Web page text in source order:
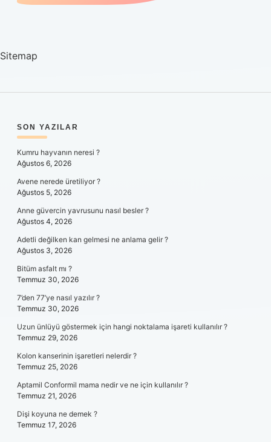
Sitemap
SIDEBAR
SON YAZILAR
Kumru hayvanın neresi ?
Ağustos 6, 2026
Avene nerede üretiliyor ?
Ağustos 5, 2026
Anne güvercin yavrusunu nasıl besler ?
Ağustos 4, 2026
Adetli değilken kan gelmesi ne anlama gelir ?
Ağustos 3, 2026
Bitüm asfalt mı ?
Temmuz 30, 2026
7’den 77’ye nasıl yazılır ?
Temmuz 30, 2026
Uzun ünlüyü göstermek için hangi noktalama işareti kullanılır ?
Temmuz 29, 2026
Kolon kanserinin işaretleri nelerdir ?
Temmuz 25, 2026
Aptamil Conformil mama nedir ve ne için kullanılır ?
Temmuz 21, 2026
Dişi koyuna ne demek ?
Temmuz 17, 2026